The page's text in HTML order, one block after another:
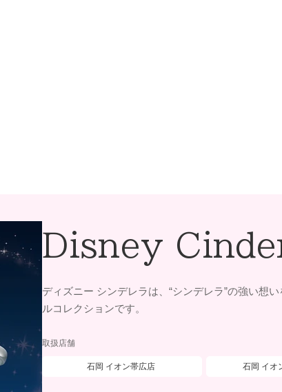
Disney
ディズニー シンデレラは、“シンデレラ”の強い想
ルコレクションです。
取扱店舗
石岡 イオン帯広店 石岡 イオ